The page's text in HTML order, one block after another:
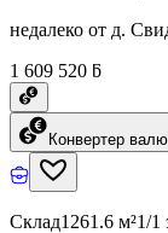
недалеко от д.
1 609 520 ƃ
Конвертер
Склад1261.6 м²1/1